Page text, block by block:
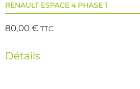
RENAULT ESPACE 4 PHASE 1
80,00€ TTC
Détails